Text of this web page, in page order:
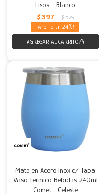
Lisos - Blanco
$ 397 $ 529
24
Mate en Acero Inox c/ Tapa
Vaso Térmico Bebidas 240ml
Comet - Celeste